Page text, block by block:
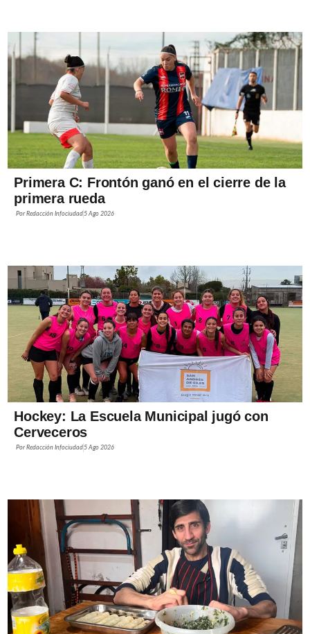
Primera C: Frontón ganó en el cierre de la
primera rueda
PorRedacción Infociudad5 Ago 2026
Hockey: La Escuela Municipal jugó con
Cerveceros
PorRedacción Infociudad5 Ago 2026